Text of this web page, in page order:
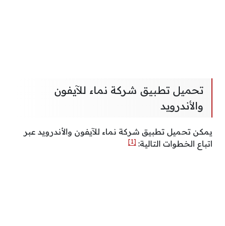
تحميل تطبيق شركة نماء للآيفون
والأندرويد
يمكن تحميل تطبيق شركة نماء للآيفون والأندرويد عبر
اتباع الخطوات التالية: [1]